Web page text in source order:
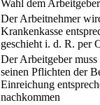
Wahl dem
Der Arbeitnehmer
Krankenkasse
geschieht i. d. R. per
Der Arbeitgeber
seinen Pflichten der
Einreichung
nachkommen